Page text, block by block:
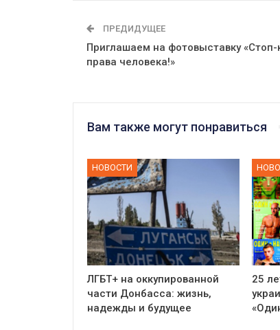
ПРЕДИДУЩЕЕ
Приглашаем на фотовыставку «Стоп-
права человека!»
Вам также могут понравиться
НОВОСТИ
ЛГБТ+ на оккупированной
части Донбасса: жизнь,
надежды и будущее
25